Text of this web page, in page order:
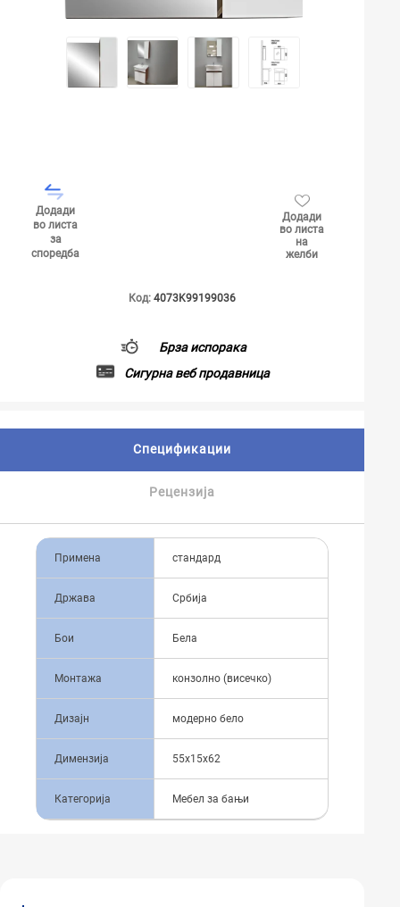
Додади
во листа
за
споредба
Додади
во листа
на
желби
Код: 4073K99199036
Брза испорака
Сигурна веб продавница
Спецификации
Рецензија
Примена стандард
Држава Србија
Бои Бела
Монтажа конзолно (висечко)
Дизајн модерно бело
Димензија 55x15x62
Категорија Мебел за бањи